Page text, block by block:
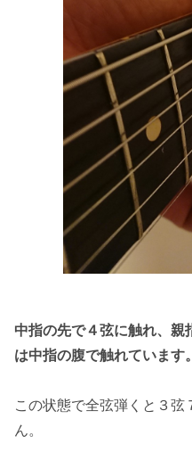
中指の先で４弦に触れ、親
は中指の腹で触れています。
この状態で全弦弾くと３
ん。